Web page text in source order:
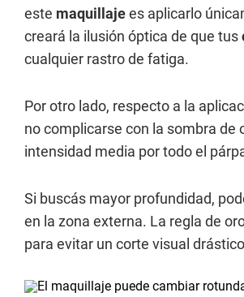
este maquillajees aplicarlo
creará la ilusión óptica de que tus
cualquier rastro de fatiga.
Por otro lado, respecto a la
no complicarse con la sombra de
intensidad media por todo el
Si buscás mayor profundidad,
en la zona externa. La regla de
para evitar un corte visual